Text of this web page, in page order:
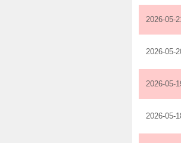
2026-05-
2026-05-
2026-05-
2026-05-